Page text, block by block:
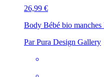
26,99 €
Body Bébé bio manches
Par Pura Design Gallery